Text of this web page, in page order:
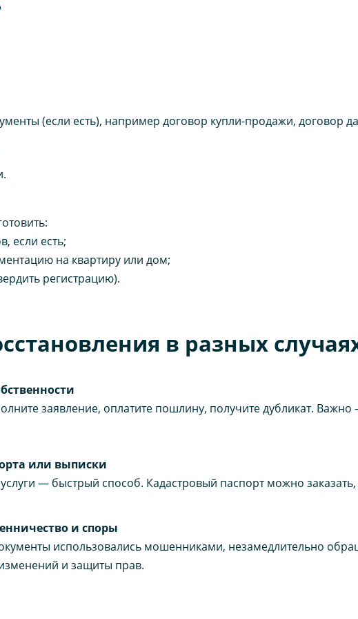
(если есть), например договор купли-продажи, договор
если есть;
на квартиру или дом;
регистрацию).
в разных
заявление, оплатите пошлину, получите дубликат.
или выписки
— быстрый способ. Кадастровый паспорт можно
и споры
использовались мошенниками, незамедлительно
и защиты прав.